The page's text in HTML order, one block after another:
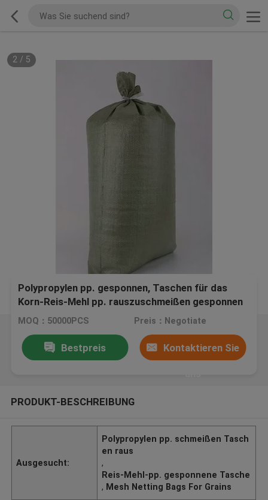
2/ 5
Polypropylen pp. gesponnen, Taschen für das
Korn-Reis-Mehl pp. rauszuschmeißen gesponnen
MOQ：50000PCS Preis：Negotiate
Bestpreis Kontaktieren Sie
PRODUKT-BESCHREIBUNG
Ausgesucht:
Polypropylen pp. schmeißen Tasch
en raus
,
Reis-Mehl-pp. gesponnene Tasche
, Mesh Netting Bags For Grains